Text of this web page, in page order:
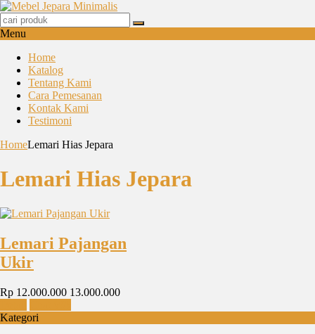
Menu
Home
Katalog
Tentang Kami
Cara Pemesanan
Kontak Kami
Testimoni
HomeLemari Hias Jepara
Lemari Hias Jepara
Lemari Pajangan
Ukir
Rp 12.000.000 13.000.000
Kategori